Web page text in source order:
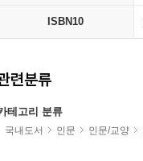
ISBN10
련분류
테고리 분류
국내도서 인문 인문/교양